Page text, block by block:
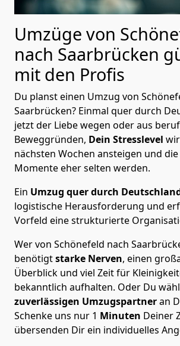
Umzüge von
nach Saarbrücken
mit den Profis
Du planst einen Umzug von
Saarbrücken? Einmal quer durch
jetzt der Liebe wegen oder aus
Beweggründen, Dein Stresslevel
nächsten Wochen ansteigen und
Momente eher selten werden.
Ein Umzug quer durch
logistische Herausforderung und
Vorfeld eine strukturierte
Wer von Schönefeld nach
benötigtstarke Nerven, einen
Überblick und viel Zeit für
bekanntlich aufhalten. Oder Du
zuverlässigen Umzugspartneran
Schenke uns nur 1 Minuten Deiner
übersenden Dir ein individuelles